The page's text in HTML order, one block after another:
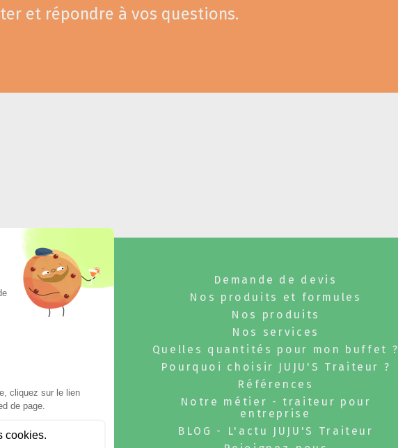
et répondre à vos questions.
!
événementiel
pour
de vente.
ou chaud,
Demande de devis
Nos produits et formules
Nos produits
Nos services
Quelles quantités pour mon buffet ?
Pourquoi choisir JUJU'S Traiteur ?
Références
Notre métier - traiteur pour
entreprise
BLOG - L'actu JUJU'S Traiteur